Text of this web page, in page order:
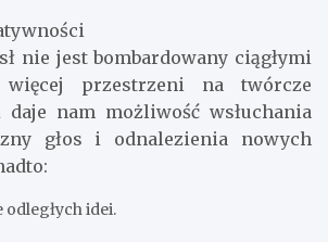
nie jest bombardowany ciągłymi
więcej przestrzeni na twórcze
daje nam możliwość wsłuchania
głos i odnalezienia nowych
odległych idei.